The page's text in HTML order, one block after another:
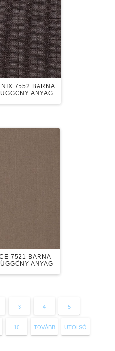
7552 BARNA
ANYAG
7521 BARNA
ANYAG
3 4 5
10 TOVÁBB UTOLSÓ